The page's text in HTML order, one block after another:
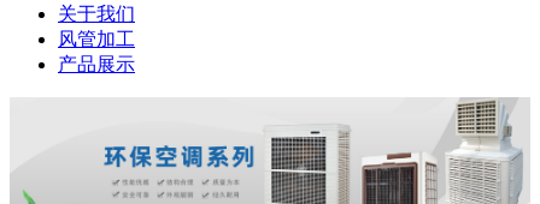
关于我们
风管加工
产品展示